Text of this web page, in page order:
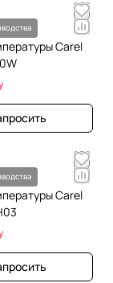
Carel
Carel